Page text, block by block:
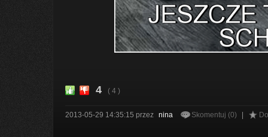
4 ( 4 )
2013-05-29 14:35:15 przez nina Skomentuj (0)